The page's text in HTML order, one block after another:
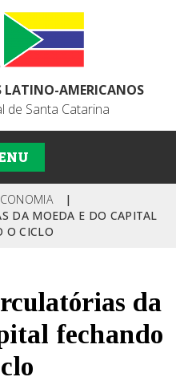
LATINO-AMERICANOS
de Santa Catarina
|
DA MOEDA E DO CAPITAL
O CICLO
da
fechando